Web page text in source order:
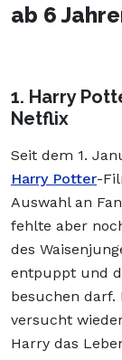
ab 6
1. Harry
Netflix
Seit dem 1.
Harry Potter-
Auswahl an
fehlte aber
des
entpuppt und
besuchen darf.
versucht
Harry das